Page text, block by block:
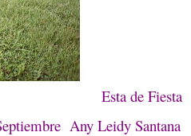
Esta de Fiesta
Any Leidy Santana